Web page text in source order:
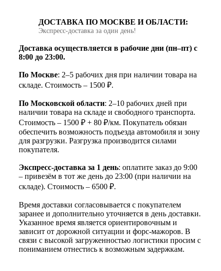
ДОСТАВКА ПО МОСКВЕ И ОБЛАСТИ:
Экспресс‑доставка за один день!
Доставка осуществляется в рабочие дни (пн–пт) с
8:00 до 23:00.
По Москве: 2–5 рабочих дня при наличии товара на
складе. Стоимость – 1500 ₽.
По Московской области: 2–10 рабочих дней при
наличии товара на складе и свободного транспорта.
Стоимость – 1500 ₽ + 80 ₽/км. Покупатель обязан
обеспечить возможность подъезда автомобиля и зону
для разгрузки. Разгрузка производится силами
покупателя.
Экспресс-доставка за 1 день: оплатите заказ до 9:00
– привезём в тот же день до 23:00 (при наличии на
складе). Стоимость – 6500 ₽.
Время доставки согласовывается с покупателем
заранее и дополнительно уточняется в день доставки.
Указанное время является ориентировочным и
зависит от дорожной ситуации и форс-мажоров. В
связи с высокой загруженностью логистики просим с
пониманием отнестись к возможным задержкам.